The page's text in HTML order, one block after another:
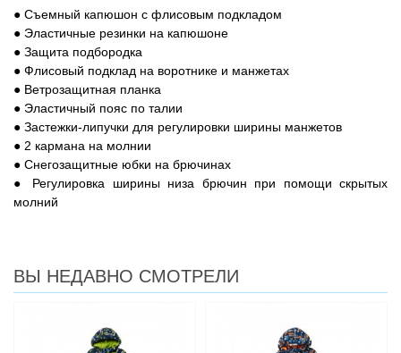
● Съемный капюшон с флисовым подкладом
● Эластичные резинки на капюшоне
● Защита подбородка
● Флисовый подклад на воротнике и манжетах
● Ветрозащитная планка
● Эластичный пояс по талии
● Застежки-липучки для регулировки ширины манжетов
● 2 кармана на молнии
● Снегозащитные юбки на брючинах
● Регулировка ширины низа брючин при помощи скрытых
молний
ВЫ НЕДАВНО СМОТРЕЛИ